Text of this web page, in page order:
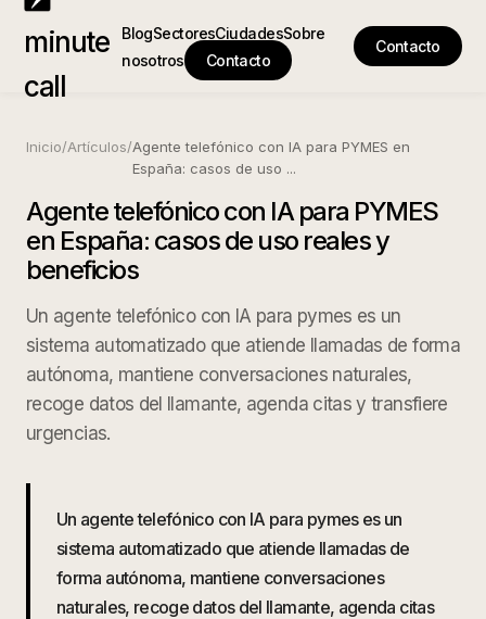
minute
call
BlogSectoresCiudadesSobre
nosotros
Contacto
Contacto
Inicio/Artículos/Agente telefónico con IA para PYMES en
España: casos de uso ...
Agente telefónico con IA para PYMES
en España: casos de uso reales y
beneficios
Un agente telefónico con IA para pymes es un
sistema automatizado que atiende llamadas de forma
autónoma, mantiene conversaciones naturales,
recoge datos del llamante, agenda citas y transfiere
urgencias.
Un agente telefónico con IA para pymes es un
sistema automatizado que atiende llamadas de
forma autónoma, mantiene conversaciones
naturales, recoge datos del llamante, agenda citas